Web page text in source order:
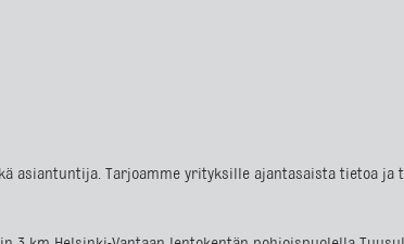
asiantuntija. Tarjoamme yrityksille ajantasaista tietoa